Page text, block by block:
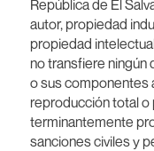
República de El
autor, propiedad
propiedad
no transfiere
o sus componentes
reproducción total o
terminantemente
sanciones civiles y